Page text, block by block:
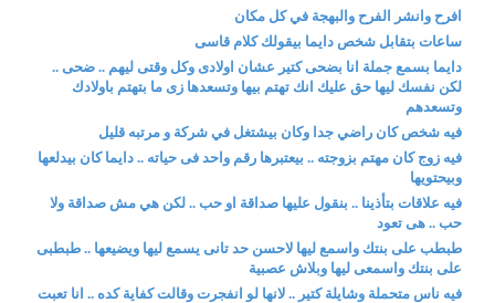
افرح وانشر الفرح والبهجة في كل مكان
ساعات بتقابل شخص دايما بيقولك كلام قاسى
دايما بسمع جملة انا بضحى كتير عشان اولادى وكل وقتى ليهم .. ضحى ..
لكن نفسك ليها حق عليك انك تهتم بيها وتسعدها زى ما بتهتم باولادك
وتسعدهم
فيه شخص كان راضي جدا وكان بيشتغل في شركة و مرتبه قليل
فيه زوج كان مهتم بزوجته .. بيعتبرها رقم واحد فى حياته .. دايما كان بيدلعها
وبيحتويها
فيه علاقات بتأذينا .. بنقول عليها صداقة او حب .. لكن هي مش صداقة ولا
حب .. هى تعود
طبطب على بنتك واسمع ليها لاحسن حد تانى يسمع ليها ويضيعها .. طبطبى
على بنتك واسمعى ليها وبلاش عصبية
فيه ناس متحملة وشايلة كتير .. لانها لو انفجرت وقالت كفاية كده .. انا تعبت